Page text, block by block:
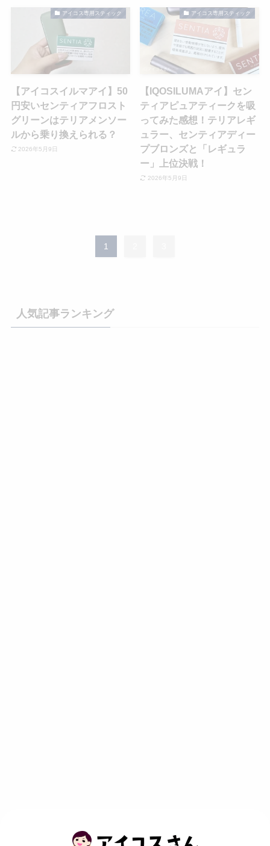
アイコス専用スティック
【アイコスイルマアイ】50
円安いセンティアフロスト
グリーンはテリアメンソー
ルから乗り換えられる？
2026年5月9日
アイコス専用スティック
【IQOSILUMAアイ】セン
ティアピュアティークを吸
ってみた感想！テリアレギ
ュラー、センティアディー
プブロンズと「レギュラ
ー」上位決戦！
2026年5月9日
1
人気記事ランキング